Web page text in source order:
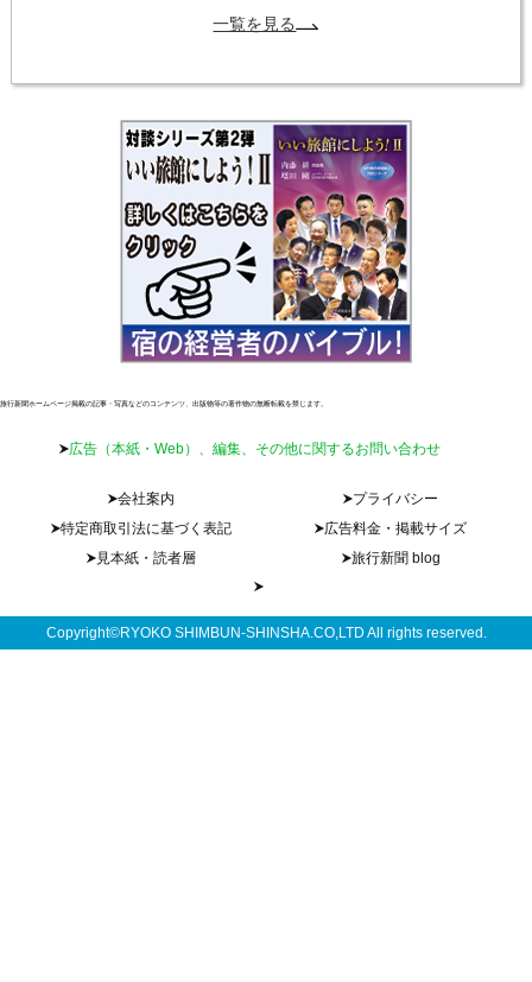
一覧を見る
旅行新聞ホームページ掲載の記事・写真などのコンテンツ、出版物等の著作物の無断転載を禁じます。
広告（本紙・Web）、編集、その他に関するお問い合わせ
会社案内
プライバシー
特定商取引法に基づく表記
広告料金・掲載サイズ
見本紙・読者層
旅行新聞 blog
Copyright©RYOKO SHIMBUN-SHINSHA.CO,LTD All rights reserved.